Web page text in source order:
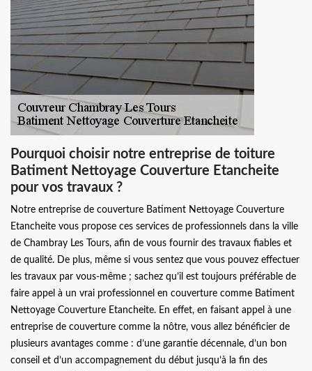
Pourquoi choisir notre entreprise de toiture
Batiment Nettoyage Couverture Etancheite
pour vos travaux ?
Notre entreprise de couverture Batiment Nettoyage Couverture
Etancheite vous propose ces services de professionnels dans la ville
de Chambray Les Tours, afin de vous fournir des travaux fiables et
de qualité. De plus, même si vous sentez que vous pouvez effectuer
les travaux par vous-même ; sachez qu’il est toujours préférable de
faire appel à un vrai professionnel en couverture comme Batiment
Nettoyage Couverture Etancheite. En effet, en faisant appel à une
entreprise de couverture comme la nôtre, vous allez bénéficier de
plusieurs avantages comme : d’une garantie décennale, d’un bon
conseil et d’un accompagnement du début jusqu’à la fin des